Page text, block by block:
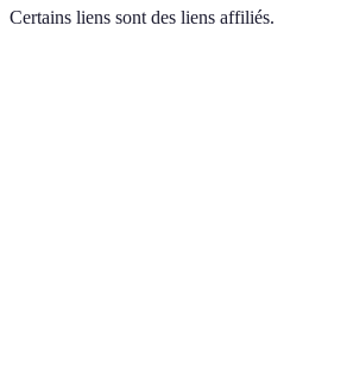
Certains liens sont des liens affiliés.